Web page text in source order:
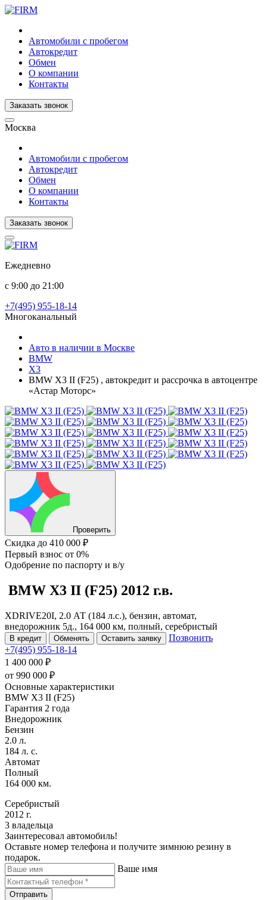
Автомобили с пробегом
Автокредит
Обмен
О компании
Контакты
Заказать звонок
Москва
Автомобили с пробегом
Автокредит
Обмен
О компании
Контакты
Заказать звонок
Ежедневно
с 9:00 до 21:00
+7(495) 955-18-14
Многоканальный
Авто в наличии в Москве
BMW
X3
BMW X3 II (F25) , автокредит и рассрочка в автоцентре
«Астар Моторс»
Проверить
Скидка до 410 000 ₽
Первый взнос от 0%
Одобрение по паспорту и в/у
BMW X3 II (F25) 2012 г.в.
XDRIVE20I, 2.0 АТ (184 л.с.), бензин, автомат,
внедорожник 5д., 164 000 км, полный, серебристый
В кредит Обменять Оставить заявку
Позвонить
+7(495) 955-18-14
1 400 000 ₽
от 990 000 ₽
Основные характеристики
BMW X3 II (F25)
Гарантия 2 года
Внедорожник
Бензин
2.0 л.
184 л. с.
Автомат
Полный
164 000 км.
Серебристый
2012 г.
3 владельца
Заинтересовал автомобиль!
Оставьте номер телефона и получите зимнюю резину в
подарок.
Ваше имя
Отправить